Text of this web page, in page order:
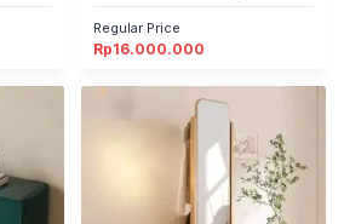
Regular Price
Rp16.000.000